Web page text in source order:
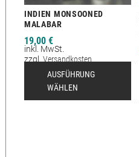
INDIEN MONSOONED
MALABAR
19,00 €
inkl. MwSt.
zzgl. Versandkosten
Lieferzeit:2-12 Tage
AUSFÜHRUNG
WÄHLEN